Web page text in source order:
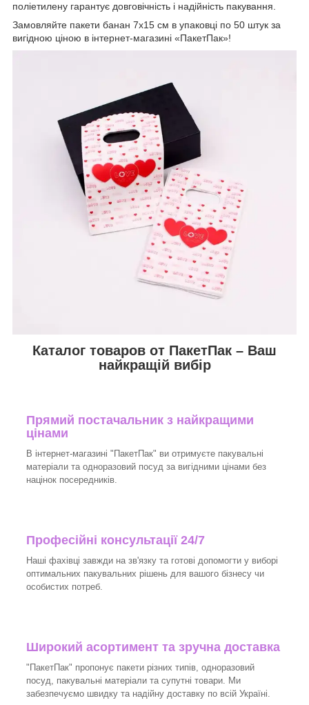
поліетилену гарантує довговічність і надійність пакування.
Замовляйте пакети банан 7x15 см в упаковці по 50 штук за
вигідною ціною в інтернет-магазині «ПакетПак»!
Каталог товаров от ПакетПак – Ваш
найкращій вибір
Прямий постачальник з найкращими
цінами
В інтернет-магазині "ПакетПак" ви отримуєте пакувальні
матеріали та одноразовий посуд за вигідними цінами без
націнок посередників.
Професійні консультації 24/7
Наші фахівці завжди на зв'язку та готові допомогти у виборі
оптимальних пакувальних рішень для вашого бізнесу чи
особистих потреб.
Широкий асортимент та зручна доставка
"ПакетПак" пропонує пакети різних типів, одноразовий
посуд, пакувальні матеріали та супутні товари. Ми
забезпечуємо швидку та надійну доставку по всій Україні.